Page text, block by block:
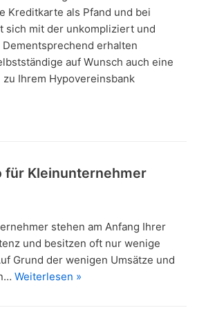
Kreditkarte als Pfand und bei
sich mit der unkompliziert und
erhalten
auf Wunsch auch eine
Ihrem Hypovereinsbank
für Kleinunternehmer
stehen am Anfang Ihrer
und besitzen oft nur wenige
Grund der wenigen Umsätze und
Weiterlesen »